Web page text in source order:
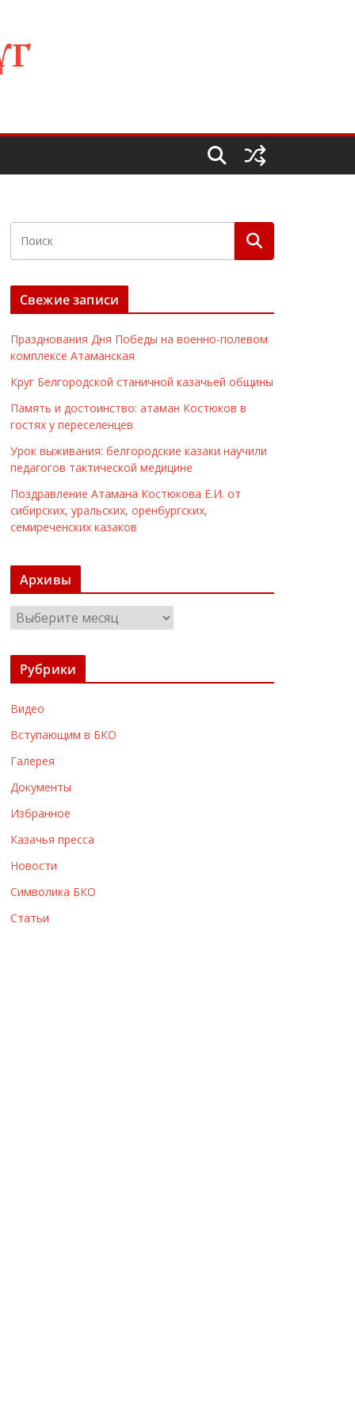
Свежие записи
Празднования Дня Победы на военно-полевом
комплексе Атаманская
Круг Белгородской станичной казачьей общины
Память и достоинство: атаман Костюков в
гостях у переселенцев
Урок выживания: белгородские казаки научили
педагогов тактической медицине
Поздравление Атамана Костюкова Е.И. от
сибирских, уральских, оренбургских,
семиреченских казаков
Архивы
р
х
ы
Рубрики
Видео
Вступающим в БКО
Галерея
Документы
Избранное
Казачья пресса
Новости
Символика БКО
Статьи